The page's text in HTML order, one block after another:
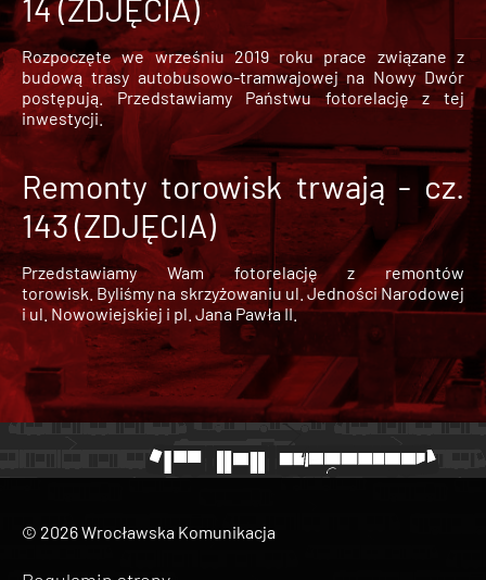
14 (ZDJĘCIA)
Rozpoczęte we wrześniu 2019 roku prace związane z
budową trasy autobusowo-tramwajowej na Nowy Dwór
postępują. Przedstawiamy Państwu fotorelację z tej
inwestycji.
Remonty torowisk trwają - cz.
143 (ZDJĘCIA)
Przedstawiamy Wam fotorelację z remontów
torowisk. Byliśmy na skrzyżowaniu ul. Jedności Narodowej
i ul. Nowowiejskiej i pl. Jana Pawła II.
© 2026 Wrocławska Komunikacja